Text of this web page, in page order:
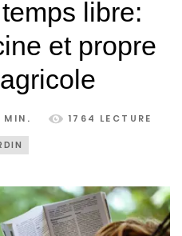
libre:
et propre
MIN. 1764 LECTURE